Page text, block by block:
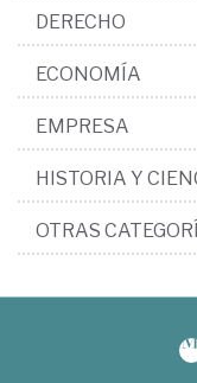
DERECHO
ECONOMÍA
EMPRESA
HISTORIA Y
OTRAS